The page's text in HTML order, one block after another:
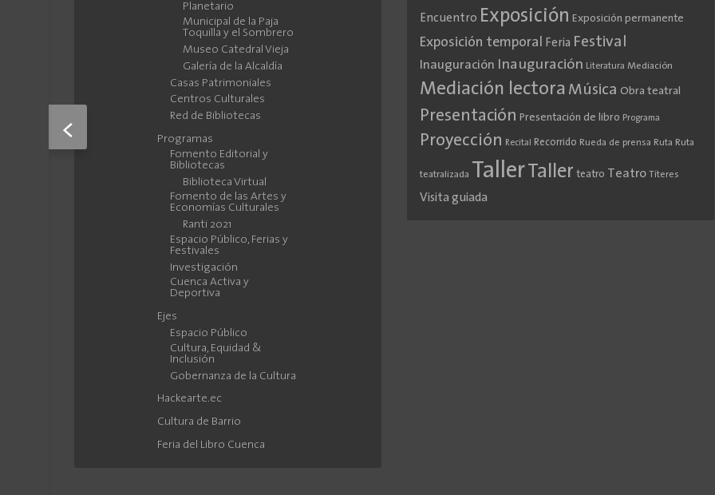
<
Planetario
Municipal de la Paja
Toquilla y el Sombrero
Museo Catedral Vieja
Galería de la Alcaldía
Casas Patrimoniales
Centros Culturales
Red de Bibliotecas
Programas
Fomento Editorial y
Bibliotecas
Biblioteca Virtual
Fomento de las Artes y
Economías Culturales
Ranti 2021
Espacio Público, Ferias y
Festivales
Investigación
Cuenca Activa y
Deportiva
Ejes
Espacio Público
Cultura, Equidad &
Inclusión
Gobernanza de la Cultura
Hackearte.ec
Cultura de Barrio
Feria del Libro Cuenca
Encuentro Exposición Exposición permanente
Exposición temporal Feria Festival
Inauguración Inauguración Literatura Mediación
Mediación lectora Música Obra teatral
Presentación Presentación de libro Programa
Proyección Recital Recorrido Rueda de prensa Ruta Ruta
teatralizada TallerTaller teatro Teatro Títeres
Visita guiada